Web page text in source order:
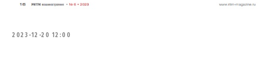
2023-12-20 12:00